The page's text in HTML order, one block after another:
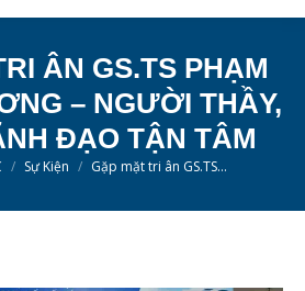
ÂN GS.TS PHẠM
– NGƯỜI THẦY,
ĐẠO TẬN TÂM
Sự Kiện Gặp mặt tri ân GS.TS…